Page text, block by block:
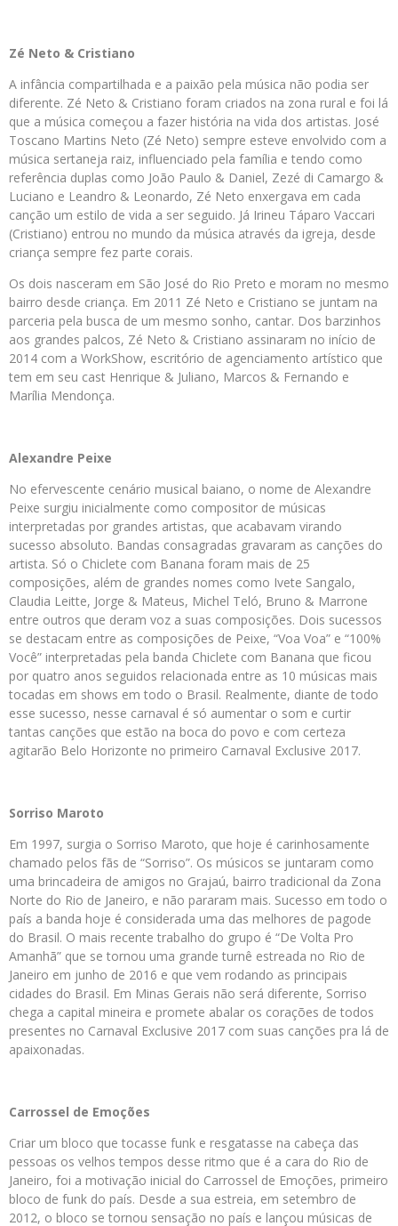
Zé Neto & Cristiano
A infância compartilhada e a paixão pela música não podia ser
diferente. Zé Neto & Cristiano foram criados na zona rural e foi lá
que a música começou a fazer história na vida dos artistas. José
Toscano Martins Neto (Zé Neto) sempre esteve envolvido com a
música sertaneja raiz, influenciado pela família e tendo como
referência duplas como João Paulo & Daniel, Zezé di Camargo &
Luciano e Leandro & Leonardo, Zé Neto enxergava em cada
canção um estilo de vida a ser seguido. Já Irineu Táparo Vaccari
(Cristiano) entrou no mundo da música através da igreja, desde
criança sempre fez parte corais.
Os dois nasceram em São José do Rio Preto e moram no mesmo
bairro desde criança. Em 2011 Zé Neto e Cristiano se juntam na
parceria pela busca de um mesmo sonho, cantar. Dos barzinhos
aos grandes palcos, Zé Neto & Cristiano assinaram no início de
2014 com a WorkShow, escritório de agenciamento artístico que
tem em seu cast Henrique & Juliano, Marcos & Fernando e
Marília Mendonça.
Alexandre Peixe
No efervescente cenário musical baiano, o nome de Alexandre
Peixe surgiu inicialmente como compositor de músicas
interpretadas por grandes artistas, que acabavam virando
sucesso absoluto. Bandas consagradas gravaram as canções do
artista. Só o Chiclete com Banana foram mais de 25
composições, além de grandes nomes como Ivete Sangalo,
Claudia Leitte, Jorge & Mateus, Michel Teló, Bruno & Marrone
entre outros que deram voz a suas composições. Dois sucessos
se destacam entre as composições de Peixe, “Voa Voa” e “100%
Você” interpretadas pela banda Chiclete com Banana que ficou
por quatro anos seguidos relacionada entre as 10 músicas mais
tocadas em shows em todo o Brasil. Realmente, diante de todo
esse sucesso, nesse carnaval é só aumentar o som e curtir
tantas canções que estão na boca do povo e com certeza
agitarão Belo Horizonte no primeiro Carnaval Exclusive 2017.
Sorriso Maroto
Em 1997, surgia o Sorriso Maroto, que hoje é carinhosamente
chamado pelos fãs de “Sorriso”. Os músicos se juntaram como
uma brincadeira de amigos no Grajaú, bairro tradicional da Zona
Norte do Rio de Janeiro, e não pararam mais. Sucesso em todo o
país a banda hoje é considerada uma das melhores de pagode
do Brasil. O mais recente trabalho do grupo é “De Volta Pro
Amanhã” que se tornou uma grande turnê estreada no Rio de
Janeiro em junho de 2016 e que vem rodando as principais
cidades do Brasil. Em Minas Gerais não será diferente, Sorriso
chega a capital mineira e promete abalar os corações de todos
presentes no Carnaval Exclusive 2017 com suas canções pra lá de
apaixonadas.
Carrossel de Emoções
Criar um bloco que tocasse funk e resgatasse na cabeça das
pessoas os velhos tempos desse ritmo que é a cara do Rio de
Janeiro, foi a motivação inicial do Carrossel de Emoções, primeiro
bloco de funk do país. Desde a sua estreia, em setembro de
2012, o bloco se tornou sensação no país e lançou músicas de